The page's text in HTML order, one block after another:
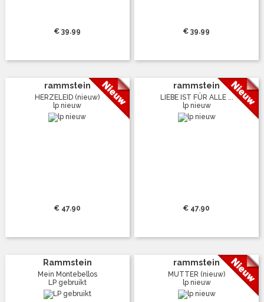
€ 39.99 € 39.99
rammstein
HERZELEID (nieuw)
lp nieuw
€ 47.90
rammstein
LIEBE IST FÜR ALLE ...
lp nieuw
€ 47.90
Rammstein
Mein Montebellos
LP gebruikt
rammstein
MUTTER (nieuw)
lp nieuw